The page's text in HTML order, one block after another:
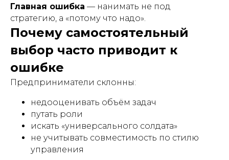
Главная ошибка — нанимать не под
стратегию, а «потому что надо».
Почему самостоятельный
выбор часто приводит к
ошибке
Предприниматели склонны:
недооценивать объём задач
путать роли
искать «универсального солдата»
не учитывать совместимость по стилю
управления